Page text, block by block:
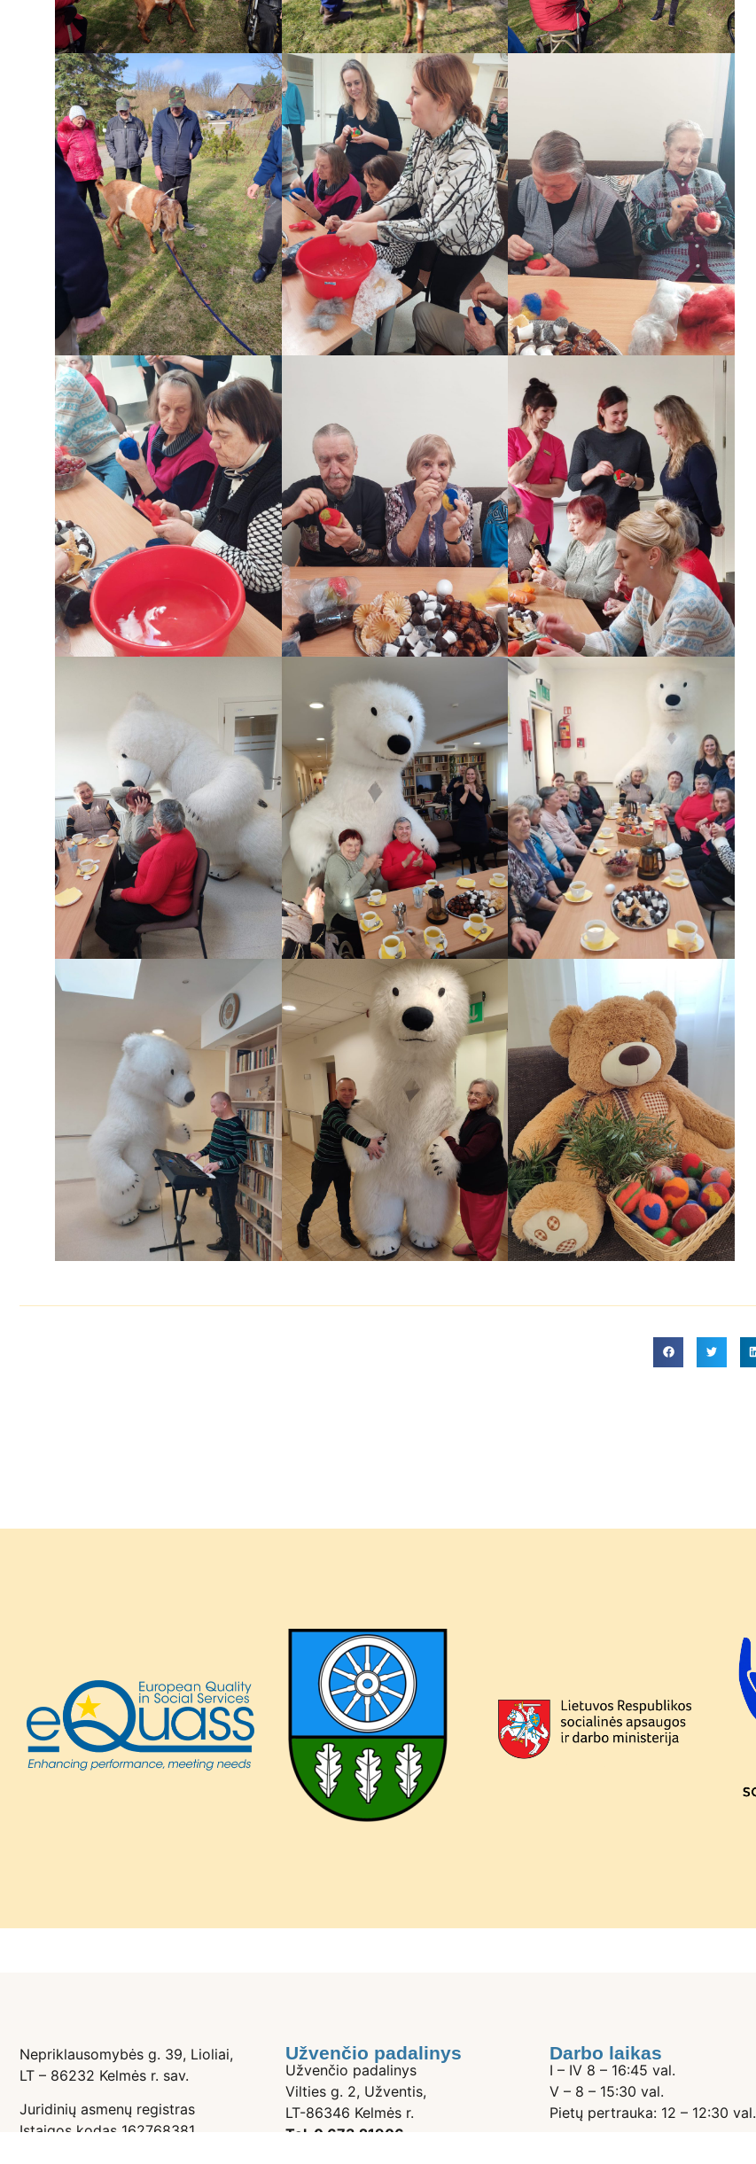
Nepriklausomybės g. 39, Lioliai,
LT – 86232 Kelmės r. sav.
Juridinių asmenų registras
Įstaigos kodas 162768381
Užvenčio padalinys
Užvenčio padalinys
Vilties g. 2, Užventis,
LT-86346 Kelmės r.
Tel. 0 673 21906
Darbo laikas
I – IV 8 – 16:45 val.
V – 8 – 15:30 val.
Pietų pertrauka: 12 – 12:30 val.